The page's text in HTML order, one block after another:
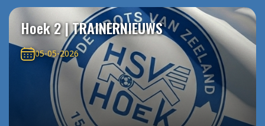
Hoek 2 | TRAINERNIEUWS
05-05-2026